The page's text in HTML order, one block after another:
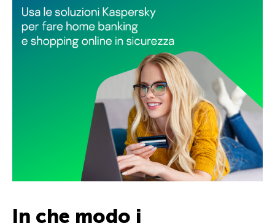
In che modo i